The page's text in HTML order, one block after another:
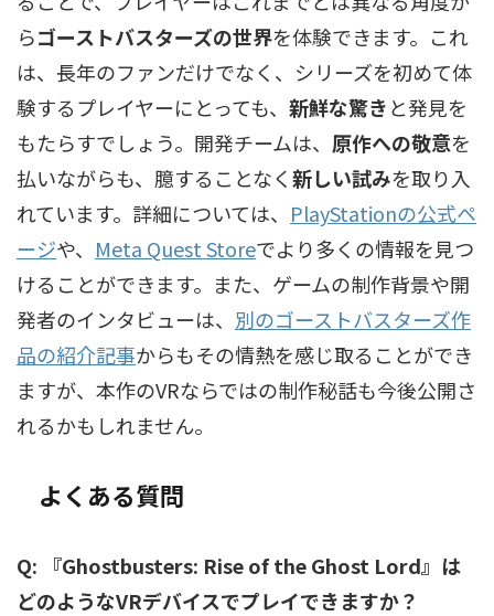
らゴーストバスターズの世界を体験できます。これ
は、長年のファンだけでなく、シリーズを初めて体
験するプレイヤーにとっても、 新鮮な驚きと発見を
もたらすでしょう。開発チームは、 原作への敬意を
払いながらも、臆することなく新しい試みを取り入
れています。詳細については、 PlayStationの公式ペ
ージや、 Meta Quest Storeでより多くの情報を見つ
けることができます。また、ゲームの制作背景や開
発者のインタビューは、 別のゴーストバスターズ作
品の紹介記事からもその情熱を感じ取ることができ
ますが、本作のVRならではの制作秘話も今後公開さ
れるかもしれません。
よくある質問
Q: 『Ghostbusters: Rise of the Ghost Lord』は
どのようなVRデバイスでプレイできますか？